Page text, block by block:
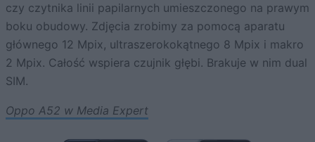
czy czytnika linii papilarnych umieszczonego na prawym
boku obudowy. Zdjęcia zrobimy za pomocą aparatu
głównego 12 Mpix, ultraszerokokątnego 8 Mpix i makro
2 Mpix. Całość wspiera czujnik głębi. Brakuje w nim dual
SIM.
Oppo A52 w Media Expert